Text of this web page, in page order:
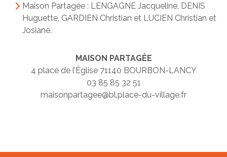
Maison Partagée : LENGAGNE Jacqueline, DENIS
Huguette, GARDIEN Christian et LUCIEN Christian et
Josiane.
MAISON PARTAGÉE
4 place de l’Église 71140 BOURBON-LANCY
03 85 85 32 51
maisonpartagee@bl.place-du-village.fr